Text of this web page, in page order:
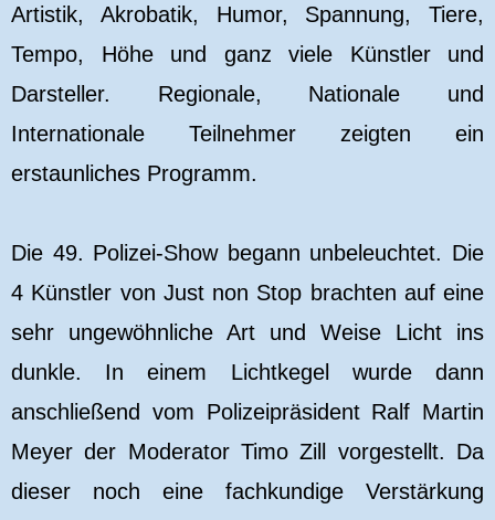
Artistik, Akrobatik, Humor, Spannung, Tiere,
Tempo, Höhe und ganz viele Künstler und
Darsteller. Regionale, Nationale und
Internationale Teilnehmer zeigten ein
erstaunliches Programm.
Die 49. Polizei-Show begann unbeleuchtet. Die
4 Künstler von Just non Stop brachten auf eine
sehr ungewöhnliche Art und Weise Licht ins
dunkle. In einem Lichtkegel wurde dann
anschließend vom Polizeipräsident Ralf Martin
Meyer der Moderator Timo Zill vorgestellt. Da
dieser noch eine fachkundige Verstärkung